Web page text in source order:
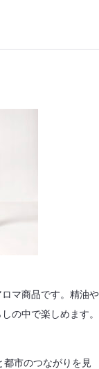
マ商品です。精油や
の中で楽しめます。
市のつながりを見